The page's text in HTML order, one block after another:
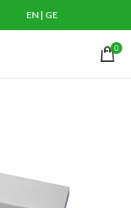
EN| GE
0